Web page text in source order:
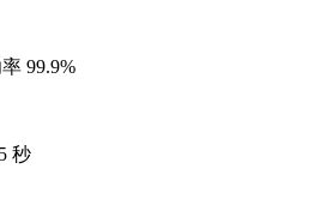
99.9%
秒